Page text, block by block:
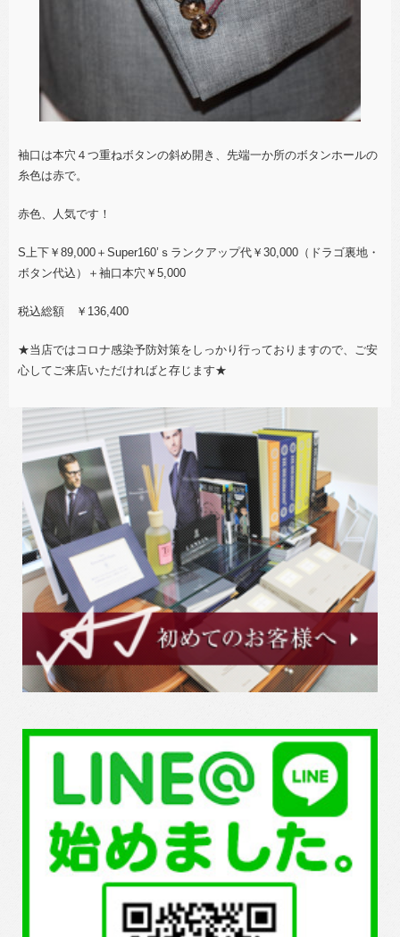
袖口は本穴４つ重ねボタンの斜め開き、先端一か所のボタンホールの
糸色は赤で。
赤色、人気です！
S上下￥89,000＋Super160’ｓランクアップ代￥30,000（ドラゴ裏地・
ボタン代込）＋袖口本穴￥5,000
税込総額 ￥136,400
★当店ではコロナ感染予防対策をしっかり行っておりますので、ご安
心してご来店いただければと存じます★